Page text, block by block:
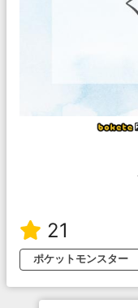
21
ポケットモンスター